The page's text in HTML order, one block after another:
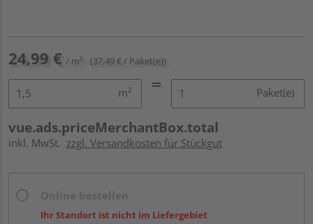
24,99 € / m² (37,49 € / Paket(e))
m² Paket(e)
vue.ads.priceMerchantBox.total
inkl. MwSt. zzgl. Versandkosten für Stückgut
Ihr Standort ist nicht im Liefergebiet